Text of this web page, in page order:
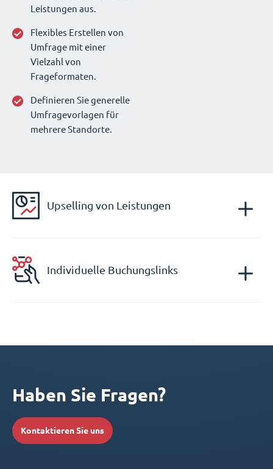
Leistungen aus.
Flexibles Erstellen von
Umfrage mit einer
Vielzahl von
Frageformaten.
Definieren Sie generelle
Umfragevorlagen für
mehrere Standorte.
Upselling von Leistungen
Individuelle Buchungslinks
Haben Sie Fragen?
Kontaktieren Sie uns